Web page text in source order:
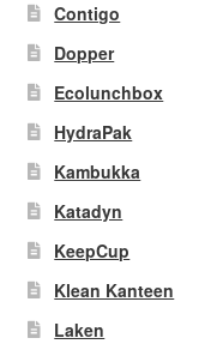
Contigo
Dopper
Ecolunchbox
HydraPak
Kambukka
Katadyn
KeepCup
Klean Kanteen
Laken